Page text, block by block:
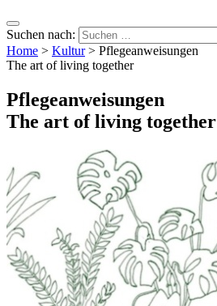
Suchen nach:
Home > Kultur> Pflegeanweisungen
The art of living together
Pflegeanweisungen
The art of living together